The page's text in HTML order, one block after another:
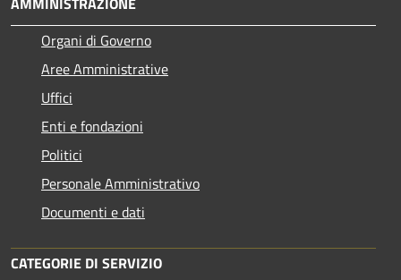
Organi di Governo
Aree Amministrative
Uffici
Enti e fondazioni
Politici
Personale Amministrativo
Documenti e dati
CATEGORIE DI SERVIZIO